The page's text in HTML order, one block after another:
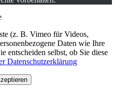
(z. B. Vimeo für Videos,
Daten wie Ihre
entscheiden selbst, ob Sie diese
Datenschutzerklärung